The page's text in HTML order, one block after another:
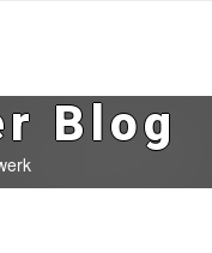
Blog